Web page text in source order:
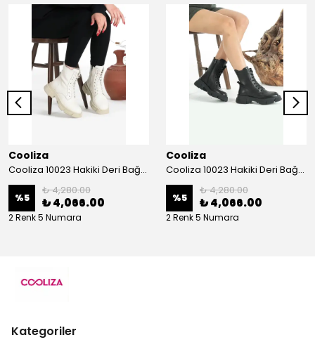
Cooliza
Cooliza 10023 Hakiki Deri Bağcıklı ve Fermuarlı Rahat Kadın Bot Ayakkabı - Ekru
%5
₺ 4,280.00
₺ 4,066.00
2 Renk 5 Numara
Cooliza
Cooliza 10023 Hakiki Deri Bağcıklı ve Fermuarlı Rahat Kadın Bot Ayakkabı - Siyah
%5
₺ 4,280.00
₺ 4,066.00
2 Renk 5 Numara
Kategoriler